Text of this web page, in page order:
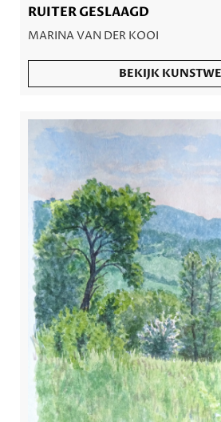
RUITER GESLAAGD
MARINA VAN DER KOOI
BEKIJK